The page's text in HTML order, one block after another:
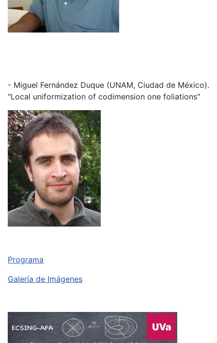
- Miguel Fernández Duque (UNAM, Ciudad de México).
"Local uniformization of codimension one foliations"
Programa
Galería de Imágenes